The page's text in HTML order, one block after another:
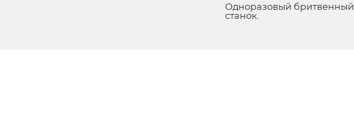
Одноразовый бритвенный
станок.